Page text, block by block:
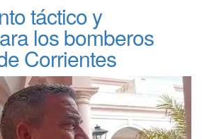
táctico y
los bomberos
Corrientes